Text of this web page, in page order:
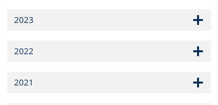
2023
2022
2021